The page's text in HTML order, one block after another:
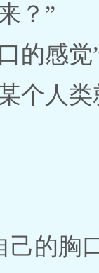
？”
的感觉
个人
己的胸